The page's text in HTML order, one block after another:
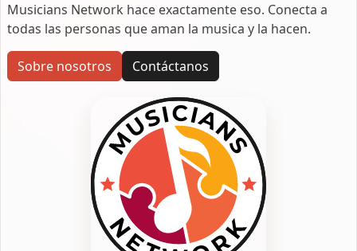
Musicians Network hace exactamente eso. Conecta a
todas las personas que aman la musica y la hacen.
Sobre nosotros Contáctanos